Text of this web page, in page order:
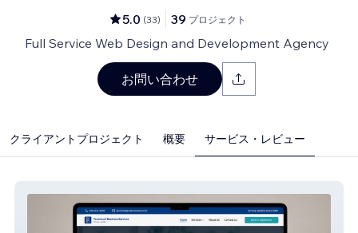
5.0 (33) 39 プロジェクト
Full Service Web Design and Development Agency
お問い合わせ
クライアントプロジェクト 概要 サービス・レビュー